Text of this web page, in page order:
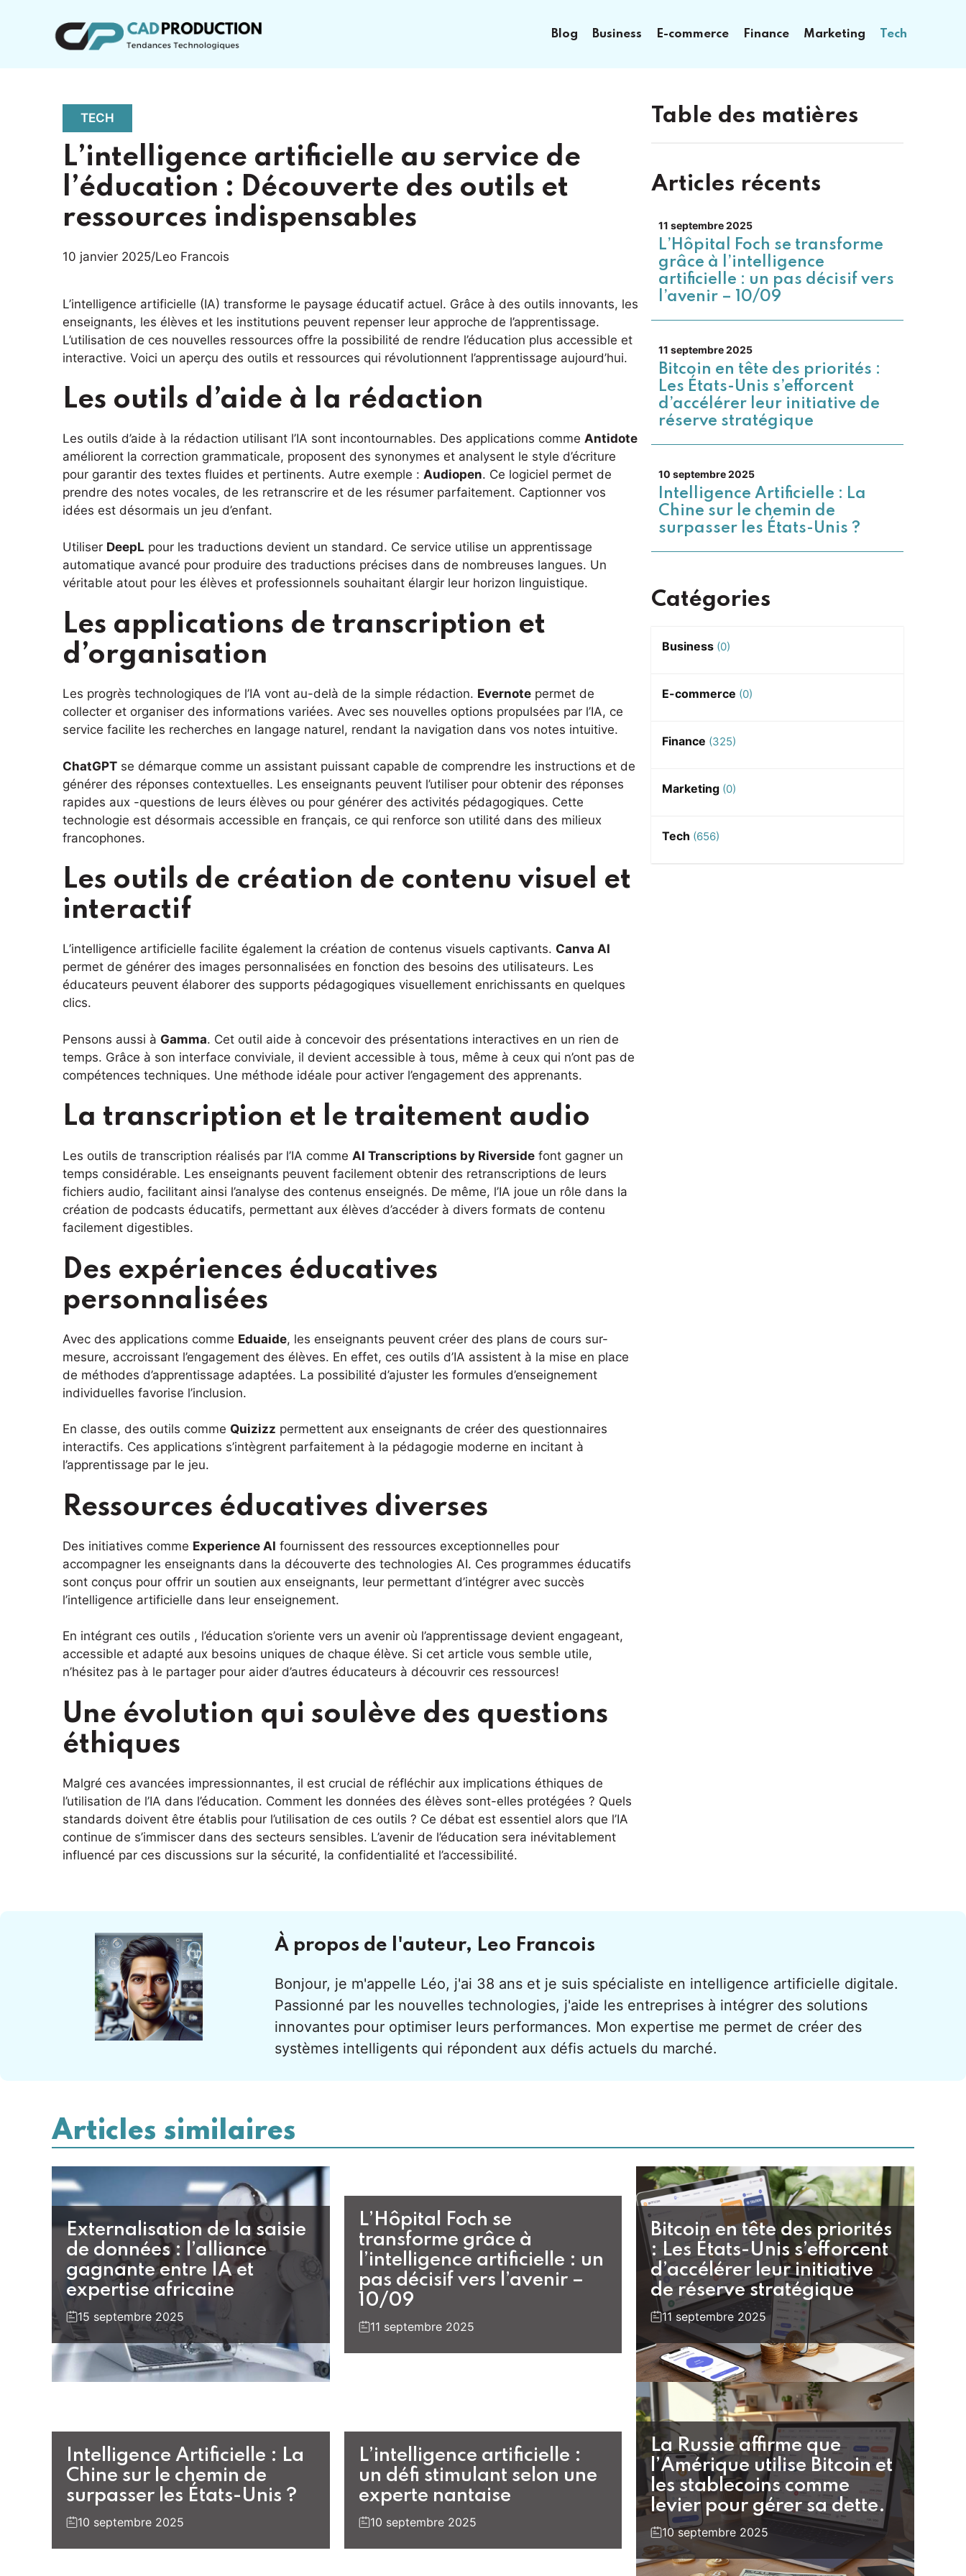
Blog Business E-commerce Finance Marketing Tech
TECH
L’intelligence artificielle au service de
l’éducation : Découverte des outils et
ressources indispensables
10 janvier 2025/Leo Francois
L’intelligence artificielle (IA) transforme le paysage éducatif actuel. Grâce à des outils innovants, les
enseignants, les élèves et les institutions peuvent repenser leur approche de l’apprentissage.
L’utilisation de ces nouvelles ressources offre la possibilité de rendre l’éducation plus accessible et
interactive. Voici un aperçu des outils et ressources qui révolutionnent l’apprentissage aujourd’hui.
Les outils d’aide à la rédaction
Les outils d’aide à la rédaction utilisant l’IA sont incontournables. Des applications comme Antidote
améliorent la correction grammaticale, proposent des synonymes et analysent le style d’écriture
pour garantir des textes fluides et pertinents. Autre exemple : Audiopen. Ce logiciel permet de
prendre des notes vocales, de les retranscrire et de les résumer parfaitement. Captionner vos
idées est désormais un jeu d’enfant.
Utiliser DeepL pour les traductions devient un standard. Ce service utilise un apprentissage
automatique avancé pour produire des traductions précises dans de nombreuses langues. Un
véritable atout pour les élèves et professionnels souhaitant élargir leur horizon linguistique.
Les applications de transcription et
d’organisation
Les progrès technologiques de l’IA vont au-delà de la simple rédaction. Evernote permet de
collecter et organiser des informations variées. Avec ses nouvelles options propulsées par l’IA, ce
service facilite les recherches en langage naturel, rendant la navigation dans vos notes intuitive.
ChatGPT se démarque comme un assistant puissant capable de comprendre les instructions et de
générer des réponses contextuelles. Les enseignants peuvent l’utiliser pour obtenir des réponses
rapides aux -questions de leurs élèves ou pour générer des activités pédagogiques. Cette
technologie est désormais accessible en français, ce qui renforce son utilité dans des milieux
francophones.
Les outils de création de contenu visuel et
interactif
L’intelligence artificielle facilite également la création de contenus visuels captivants. Canva AI
permet de générer des images personnalisées en fonction des besoins des utilisateurs. Les
éducateurs peuvent élaborer des supports pédagogiques visuellement enrichissants en quelques
clics.
Pensons aussi à Gamma. Cet outil aide à concevoir des présentations interactives en un rien de
temps. Grâce à son interface conviviale, il devient accessible à tous, même à ceux qui n’ont pas de
compétences techniques. Une méthode idéale pour activer l’engagement des apprenants.
La transcription et le traitement audio
Les outils de transcription réalisés par l’IA comme AI Transcriptions by Riverside font gagner un
temps considérable. Les enseignants peuvent facilement obtenir des retranscriptions de leurs
fichiers audio, facilitant ainsi l’analyse des contenus enseignés. De même, l’IA joue un rôle dans la
création de podcasts éducatifs, permettant aux élèves d’accéder à divers formats de contenu
facilement digestibles.
Des expériences éducatives
personnalisées
Avec des applications comme Eduaide, les enseignants peuvent créer des plans de cours sur-
mesure, accroissant l’engagement des élèves. En effet, ces outils d’IA assistent à la mise en place
de méthodes d’apprentissage adaptées. La possibilité d’ajuster les formules d’enseignement
individuelles favorise l’inclusion.
En classe, des outils comme Quizizz permettent aux enseignants de créer des questionnaires
interactifs. Ces applications s’intègrent parfaitement à la pédagogie moderne en incitant à
l’apprentissage par le jeu.
Ressources éducatives diverses
Des initiatives comme Experience AI fournissent des ressources exceptionnelles pour
accompagner les enseignants dans la découverte des technologies AI. Ces programmes éducatifs
sont conçus pour offrir un soutien aux enseignants, leur permettant d’intégrer avec succès
l’intelligence artificielle dans leur enseignement.
En intégrant ces outils , l’éducation s’oriente vers un avenir où l’apprentissage devient engageant,
accessible et adapté aux besoins uniques de chaque élève. Si cet article vous semble utile,
n’hésitez pas à le partager pour aider d’autres éducateurs à découvrir ces ressources!
Une évolution qui soulève des questions
éthiques
Malgré ces avancées impressionnantes, il est crucial de réfléchir aux implications éthiques de
l’utilisation de l’IA dans l’éducation. Comment les données des élèves sont-elles protégées ? Quels
standards doivent être établis pour l’utilisation de ces outils ? Ce débat est essentiel alors que l’IA
continue de s’immiscer dans des secteurs sensibles. L’avenir de l’éducation sera inévitablement
influencé par ces discussions sur la sécurité, la confidentialité et l’accessibilité.
Table des matières
Articles récents
11 septembre 2025
L’Hôpital Foch se transforme
grâce à l’intelligence
artificielle : un pas décisif vers
l’avenir – 10/09
11 septembre 2025
Bitcoin en tête des priorités :
Les États-Unis s’efforcent
d’accélérer leur initiative de
réserve stratégique
10 septembre 2025
Intelligence Artificielle : La
Chine sur le chemin de
surpasser les États-Unis ?
Catégories
Business (0)
E-commerce (0)
Finance (325)
Marketing (0)
Tech (656)
À propos de l'auteur, Leo Francois
Bonjour, je m'appelle Léo, j'ai 38 ans et je suis spécialiste en intelligence artificielle digitale.
Passionné par les nouvelles technologies, j'aide les entreprises à intégrer des solutions
innovantes pour optimiser leurs performances. Mon expertise me permet de créer des
systèmes intelligents qui répondent aux défis actuels du marché.
Articles similaires
Externalisation de la saisie
de données : l’alliance
gagnante entre IA et
expertise africaine
15 septembre 2025
L’Hôpital Foch se
transforme grâce à
l’intelligence artificielle : un
pas décisif vers l’avenir –
10/09
11 septembre 2025
Bitcoin en tête des priorités
: Les États-Unis s’efforcent
d’accélérer leur initiative
de réserve stratégique
11 septembre 2025
Intelligence Artificielle : La
Chine sur le chemin de
surpasser les États-Unis ?
10 septembre 2025
L’intelligence artificielle :
un défi stimulant selon une
experte nantaise
10 septembre 2025
La Russie affirme que
l’Amérique utilise Bitcoin et
les stablecoins comme
levier pour gérer sa dette.
10 septembre 2025